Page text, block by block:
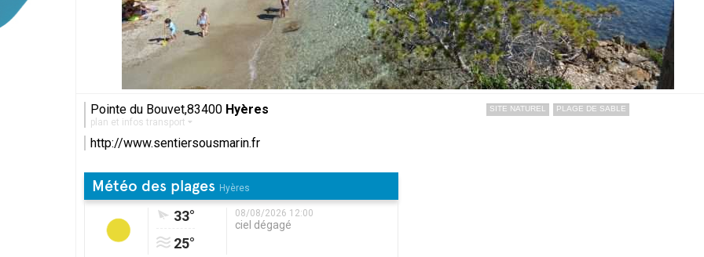
Pointe du Bouvet,83400 Hyères
plan et infos transport
http://www.sentiersousmarin.fr
SITE NATUREL PLAGE DE SABLE
Météo des plages Hyères
33°
25°
08/08/2026 12:00
ciel dégagé